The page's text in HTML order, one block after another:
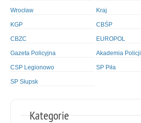
Wrocław Kraj
KGP CBŚP
CBZC EUROPOL
Gazeta Policyjna Akademia Policji
CSP Legionowo SP Piła
SP Słupsk
Kategorie